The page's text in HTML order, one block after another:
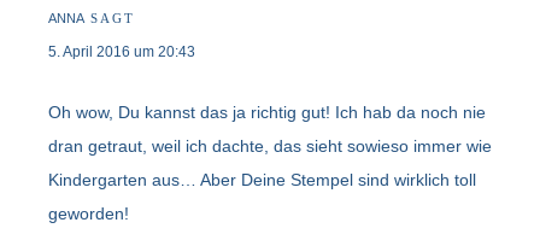
ANNA SAGT
5. April 2016 um 20:43
Oh wow, Du kannst das ja richtig gut! Ich hab da noch nie
dran getraut, weil ich dachte, das sieht sowieso immer wie
Kindergarten aus… Aber Deine Stempel sind wirklich toll
geworden!